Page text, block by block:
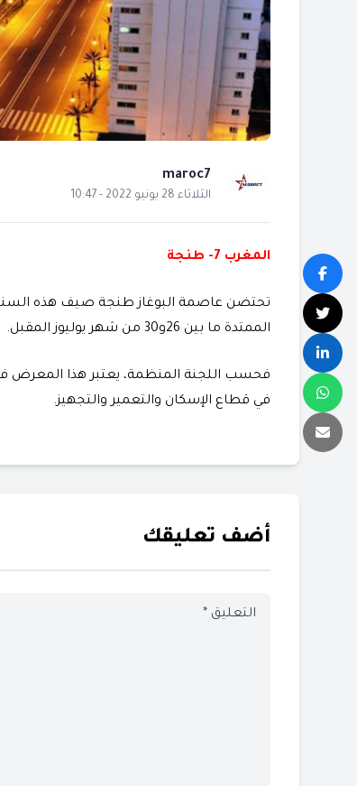
maroc7
الثلاثاء 28 يونيو 2022 - 10:47
المغرب 7- طنجة
الممتدة ما بين 26و30 من شهر يوليوز المقبل.
فحسب اللجنة المنظمة، يعتبر هذا المعرض
في قطاع الإسكان والتعمير والتجهيز.
أضف تعليقك